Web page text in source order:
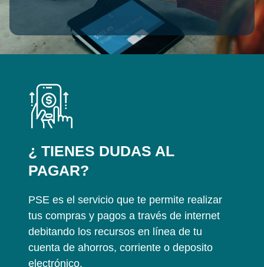
¿ TIENES DUDAS AL
PAGAR?
PSE es el servicio que te permite realizar
tus compras y pagos a través de internet
debitando los recursos en línea de tu
cuenta de ahorros, corriente o deposito
electrónico.